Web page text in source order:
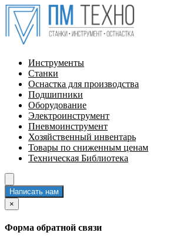
Инструменты
Станки
Оснастка для производства
Подшипники
Оборудование
Электроинструмент
Пневмоинструмент
Хозяйственный инвентарь
Товары по сниженным ценам
Техническая Библиотека
Написать нам
×
Форма обратной связи